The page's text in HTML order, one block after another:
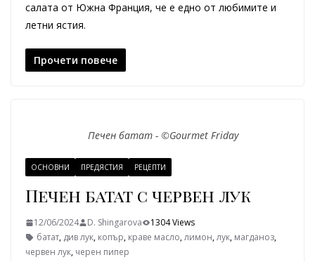
салата от Южна Франция, че е едно от любимите и
летни ястия.
Прочети повече
Печен батат - ©Gourmet Friday
ОСНОВНИ ПРЕДЯСТИЯ РЕЦЕПТИ
Печен батат с червен лук
12/06/2024 D. Shingarova
1304 Views
батат, див лук, копър, краве масло,лимон,лук, магданоз,
червен лук, черен пипер